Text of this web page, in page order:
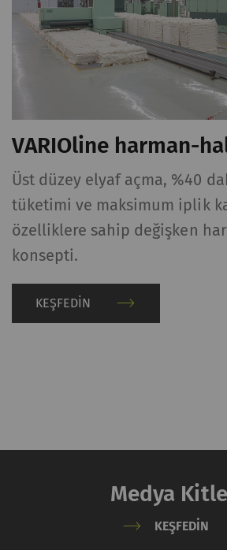
VARIOline harman-
Üst düzey elyaf açma, %40
tüketimi ve maksimum iplik
özelliklere sahip değişken
konsepti.
KEŞFEDIN
Medya
KEŞFEDIN
Ad ve
soyadı
Amaç
Sayfalarımıza video
yerleştirmek için
YouTube kullanımına
izin verir. YouTube'un
çerezleri ayarlayıp
verileri aktaracağını
lütfen unutmayın Bu
tarayıcınızı (en
IP adresinizi) harici
sunucuya aktarır.
policy'lerine bakın.